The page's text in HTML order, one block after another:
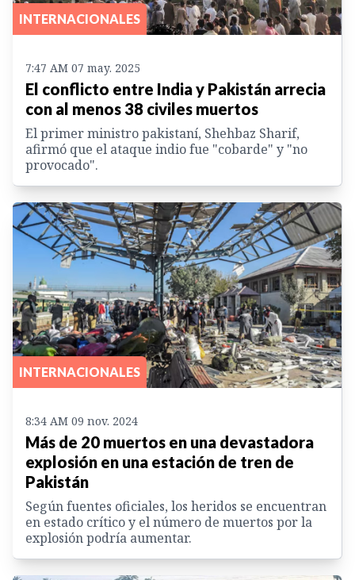
INTERNACIONALES
7:47 AM 07 may. 2025
El conflicto entre India y Pakistán arrecia
con al menos 38 civiles muertos
El primer ministro pakistaní, Shehbaz Sharif,
afirmó que el ataque indio fue "cobarde" y "no
provocado".
INTERNACIONALES
8:34 AM 09 nov. 2024
Más de 20 muertos en una devastadora
explosión en una estación de tren de
Pakistán
Según fuentes oficiales, los heridos se encuentran
en estado crítico y el número de muertos por la
explosión podría aumentar.